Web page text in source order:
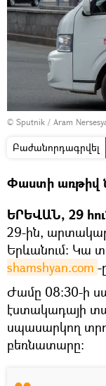
© Sputnik / Aram
Բաժանորդագրվել
Փաստի առթիվ
ԵՐԵՎԱՆ, 29
29-ին,
Երևանում։ Կա
shamshyan.com -
Ժամը 08։30-ի
էստակադայի
սպասարկող
բեռնատարը։